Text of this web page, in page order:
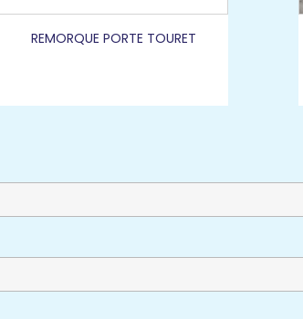
REMORQUE PORTE TOURET